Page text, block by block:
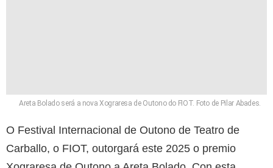
Areta Bolado será a nova Xograresa de Outono do FIOT. Foto de Pilar Abades.
O Festival Internacional de Outono de Teatro de
Carballo, o FIOT, outorgará este 2025 o premio